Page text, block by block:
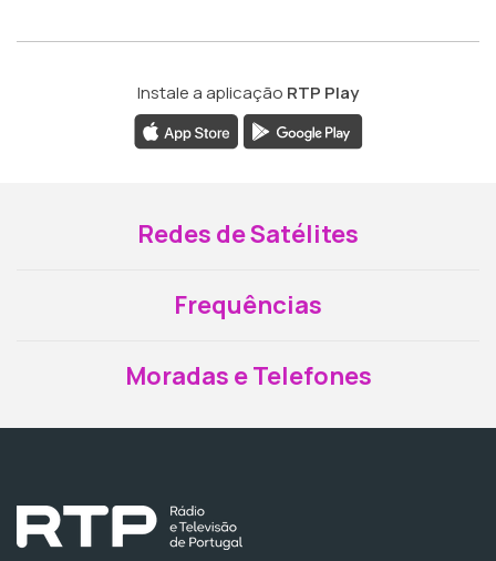
Instale a aplicação RTP Play
Redes de Satélites
Frequências
Moradas e Telefones